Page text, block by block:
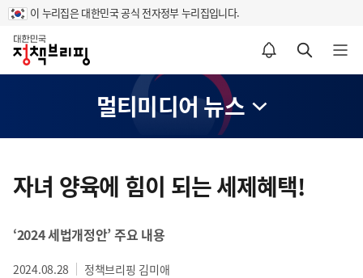
이 누리집은 대한민국 공식 전자정부 누리집입니다.
홈
알림설정 바로가기 검색 바로가기 메뉴 열기
멀티미디어 뉴스
텐
츠
영
자녀 양육에 힘이 되는 세제혜택!
‘2024 세법개정안’ 주요 내용
2024.08.28 정책브리핑 김미애